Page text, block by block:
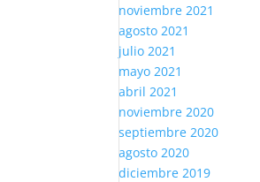
noviembre 2021
agosto 2021
julio 2021
mayo 2021
abril 2021
noviembre 2020
septiembre 2020
agosto 2020
diciembre 2019